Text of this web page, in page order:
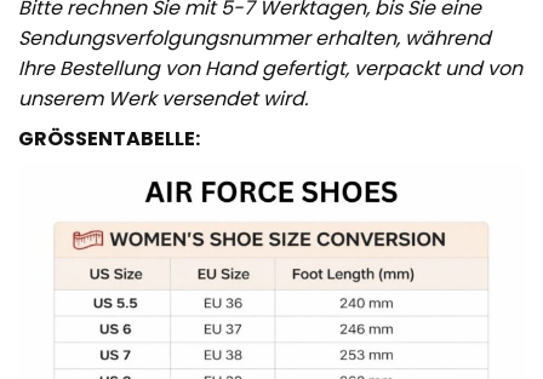
Bitte rechnen Sie mit 5-7 Werktagen, bis Sie eine
Sendungsverfolgungsnummer erhalten, während
Ihre Bestellung von Hand gefertigt, verpackt und von
unserem Werk versendet wird.
GRÖSSENTABELLE: